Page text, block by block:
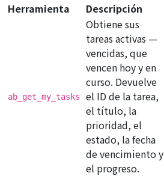
Herramienta Descripción
ab_get_my_tasks
Obtiene sus
tareas activas —
vencidas, que
vencen hoy y en
curso. Devuelve
el ID de la tarea,
el título, la
prioridad, el
estado, la fecha
de vencimiento y
el progreso.